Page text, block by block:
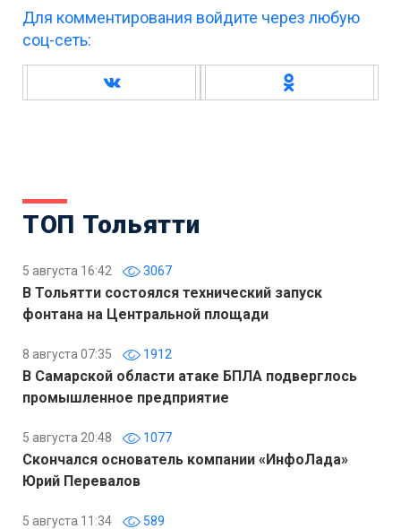
Для комментирования войдите через любую
соц-сеть:
ТОП Тольятти
5 августа 16:42 3067
В Тольятти состоялся технический запуск
фонтана на Центральной площади
8 августа 07:35 1912
В Самарской области атаке БПЛА подверглось
промышленное предприятие
5 августа 20:48 1077
Скончался основатель компании «ИнфоЛада»
Юрий Перевалов
5 августа 11:34 589